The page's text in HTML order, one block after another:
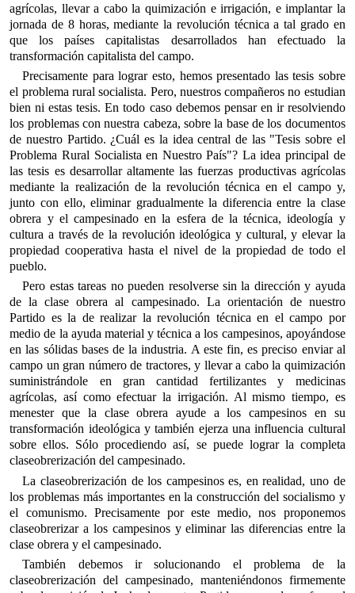
agrícolas, llevar a cabo la quimización e irrigación, e implantar la
jornada de 8 horas, mediante la revolución técnica a tal grado en
que los países capitalistas desarrollados han efectuado la
transformación capitalista del campo.
Precisamente para lograr esto, hemos presentado las tesis sobre
el problema rural socialista. Pero, nuestros compañeros no estudian
bien ni estas tesis. En todo caso debemos pensar en ir resolviendo
los problemas con nuestra cabeza, sobre la base de los documentos
de nuestro Partido. ¿Cuál es la idea central de las "Tesis sobre el
Problema Rural Socialista en Nuestro País"? La idea principal de
las tesis es desarrollar altamente las fuerzas productivas agrícolas
mediante la realización de la revolución técnica en el campo y,
junto con ello, eliminar gradualmente la diferencia entre la clase
obrera y el campesinado en la esfera de la técnica, ideología y
cultura a través de la revolución ideológica y cultural, y elevar la
propiedad cooperativa hasta el nivel de la propiedad de todo el
pueblo.
Pero estas tareas no pueden resolverse sin la dirección y ayuda
de la clase obrera al campesinado. La orientación de nuestro
Partido es la de realizar la revolución técnica en el campo por
medio de la ayuda material y técnica a los campesinos, apoyándose
en las sólidas bases de la industria. A este fin, es preciso enviar al
campo un gran número de tractores, y llevar a cabo la quimización
suministrándole en gran cantidad fertilizantes y medicinas
agrícolas, así como efectuar la irrigación. Al mismo tiempo, es
menester que la clase obrera ayude a los campesinos en su
transformación ideológica y también ejerza una influencia cultural
sobre ellos. Sólo procediendo así, se puede lograr la completa
claseobrerización del campesinado.
La claseobrerización de los campesinos es, en realidad, uno de
los problemas más importantes en la construcción del socialismo y
el comunismo. Precisamente por este medio, nos proponemos
claseobrerizar a los campesinos y eliminar las diferencias entre la
clase obrera y el campesinado.
También debemos ir solucionando el problema de la
claseobrerización del campesinado, manteniéndonos firmemente